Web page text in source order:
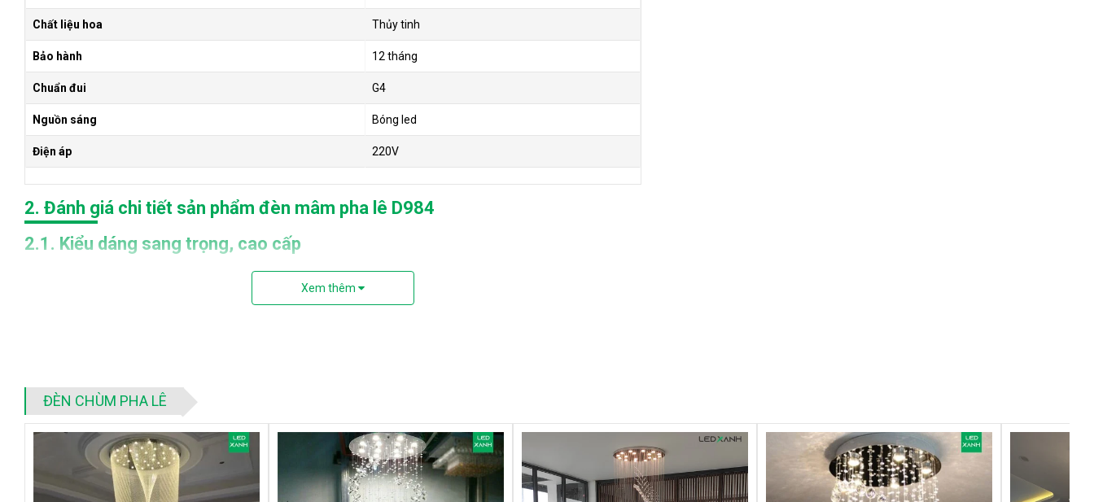
Chất liệu hoa Thủy tinh
Bảo hành 12 tháng
Chuẩn đui G4
Nguồn sáng Bóng led
Điện áp 220V
2. Đánh giá chi tiết sản phẩm đèn mâm pha lê D984
2.1. Kiểu dáng sang trọng, cao cấp
Đèn được thiết kế dạng tròn với phi D690, độ dài pha lê khoảng 320mm phù hợp với nhiều không gian. Hoàn thiện
bởi các thanh thủy tinh dạng tam giác trong suốt sáng lấp lánh cực kỳ đẹp. 1 Nửa là thủy tinh. 1 nửa là khung hợp
Xem thêm
ĐÈN CHÙM PHA LÊ